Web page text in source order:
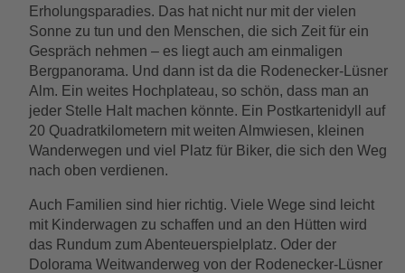
Erholungsparadies. Das hat nicht nur mit der vielen
Sonne zu tun und den Menschen, die sich Zeit für ein
Gespräch nehmen – es liegt auch am einmaligen
Bergpanorama. Und dann ist da die Rodenecker-Lüsner
Alm. Ein weites Hochplateau, so schön, dass man an
jeder Stelle Halt machen könnte. Ein Postkartenidyll auf
20 Quadratkilometern mit weiten Almwiesen, kleinen
Wanderwegen und viel Platz für Biker, die sich den Weg
nach oben verdienen.
Auch Familien sind hier richtig. Viele Wege sind leicht
mit Kinderwagen zu schaffen und an den Hütten wird
das Rundum zum Abenteuerspielplatz. Oder der
Dolorama Weitwanderweg von der Rodenecker-Lüsner